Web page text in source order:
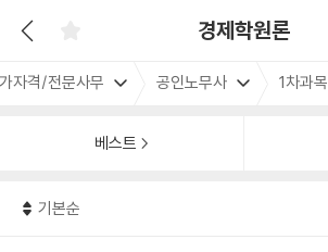
경제학원론
자격/전문사무 공인노무사 1차과목
베스트
기본순